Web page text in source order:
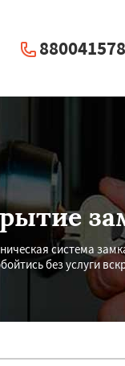
880041578
система
без услуги